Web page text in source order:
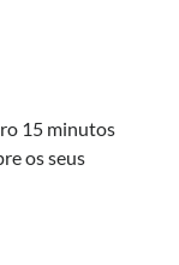
15 minutos
os seus